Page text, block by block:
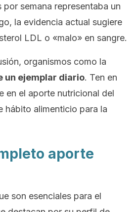
semana representaba un
la evidencia actual sugiere
LDL o «malo» en sangre.
organismos como la
un ejemplar diario. Ten en
en el aporte nutricional del
hábito alimenticio para la
aporte
son esenciales para el